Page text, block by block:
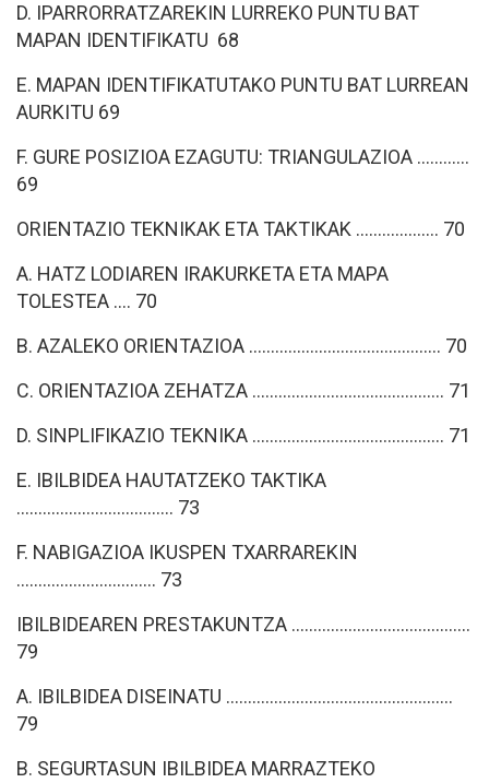
D. IPARRORRATZAREKIN LURREKO PUNTU BAT
MAPAN IDENTIFIKATU 68
E. MAPAN IDENTIFIKATUTAKO PUNTU BAT LURREAN
AURKITU 69
F. GURE POSIZIOA EZAGUTU: TRIANGULAZIOA ............
69
ORIENTAZIO TEKNIKAK ETA TAKTIKAK ................... 70
A. HATZ LODIAREN IRAKURKETA ETA MAPA
TOLESTEA .... 70
B. AZALEKO ORIENTAZIOA ............................................ 70
C. ORIENTAZIOA ZEHATZA ............................................ 71
D. SINPLIFIKAZIO TEKNIKA ............................................ 71
E. IBILBIDEA HAUTATZEKO TAKTIKA
.................................... 73
F. NABIGAZIOA IKUSPEN TXARRAREKIN
................................ 73
IBILBIDEAREN PRESTAKUNTZA .........................................
79
A. IBILBIDEA DISEINATU ....................................................
79
B. SEGURTASUN IBILBIDEA MARRAZTEKO